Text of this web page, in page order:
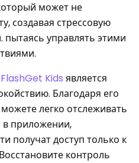
может не
создавая стрессовую
пытаясь управлять этими
Kids является
Благодаря его
легко отслеживать
в приложении,
получат доступ только к
контроль